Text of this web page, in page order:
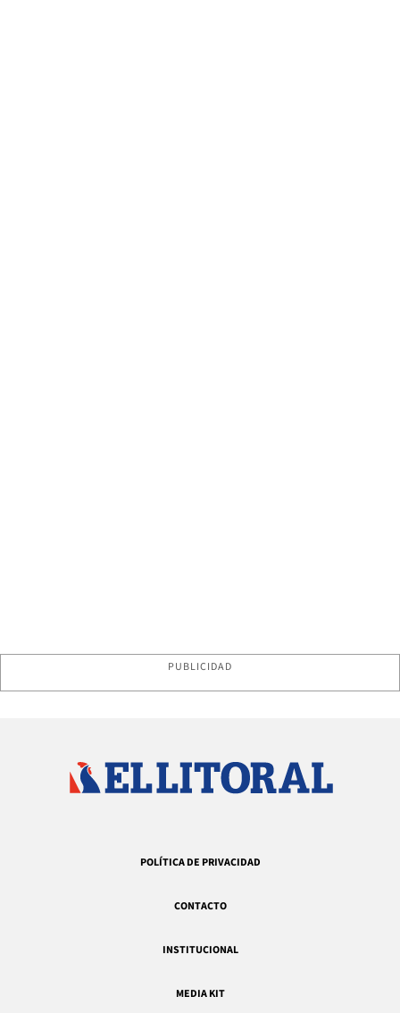
PUBLICIDAD
POLÍTICA DE PRIVACIDAD
CONTACTO
INSTITUCIONAL
MEDIA KIT